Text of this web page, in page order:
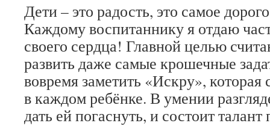
Дети – это радость, это самое
Каждому воспитаннику я отдаю
своего сердца! Главной целью
развить даже самые крошечные
вовремя заметить «Искру»,
в каждом ребёнке. В умении
дать ей погаснуть, и состоит талант